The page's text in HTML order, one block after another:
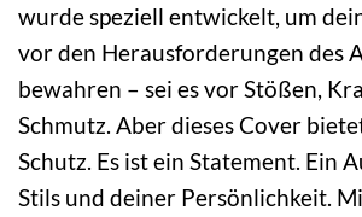
wurde speziell entwickelt, um
vor den Herausforderungen des
bewahren – sei es vor Stößen,
Schmutz. Aber dieses Cover
Schutz. Es ist ein Statement. Ein
Stils und deiner Persönlichkeit.